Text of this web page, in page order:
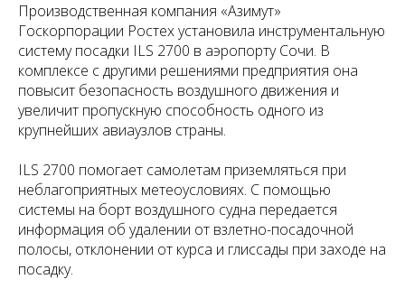
Производственная компания «Азимут»
Госкорпорации Ростех установила инструментальную
систему посадки ILS 2700 в аэропорту Сочи. В
комплексе с другими решениями предприятия она
повысит безопасность воздушного движения и
увеличит пропускную способность одного из
крупнейших авиаузлов страны.
ILS 2700 помогает самолетам приземляться при
неблагоприятных метеоусловиях. С помощью
системы на борт воздушного судна передается
информация об удалении от взлетно-посадочной
полосы, отклонении от курса и глиссады при заходе на
посадку.